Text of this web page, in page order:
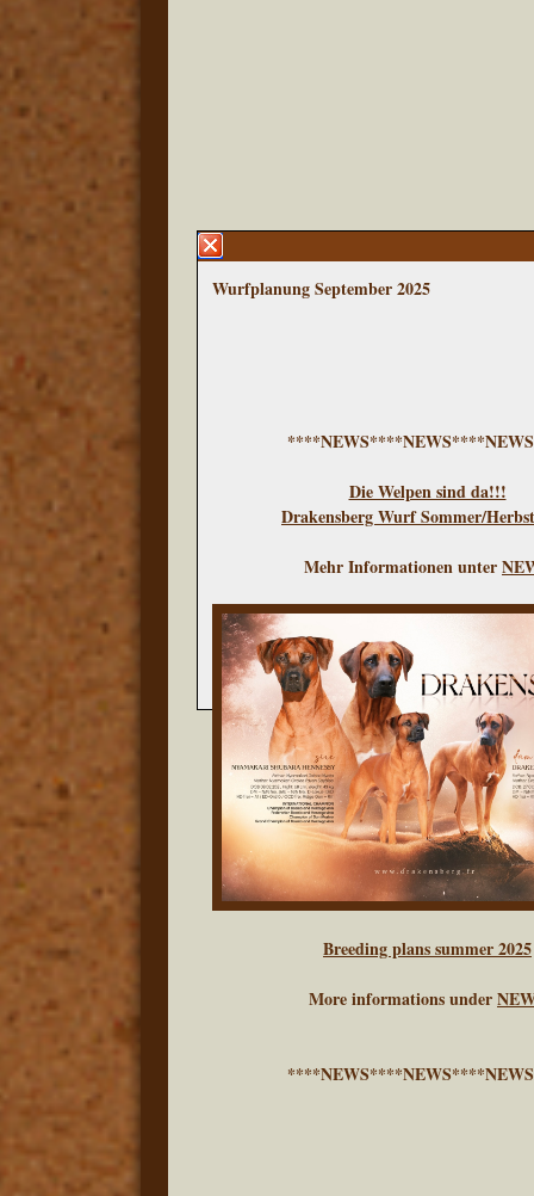
Wurfplanung September 2025
Die Welpen sind da!!!
Drakensberg Wurf Sommer/
Mehr Informationen unter
Breeding plans summer 2025
More informations under